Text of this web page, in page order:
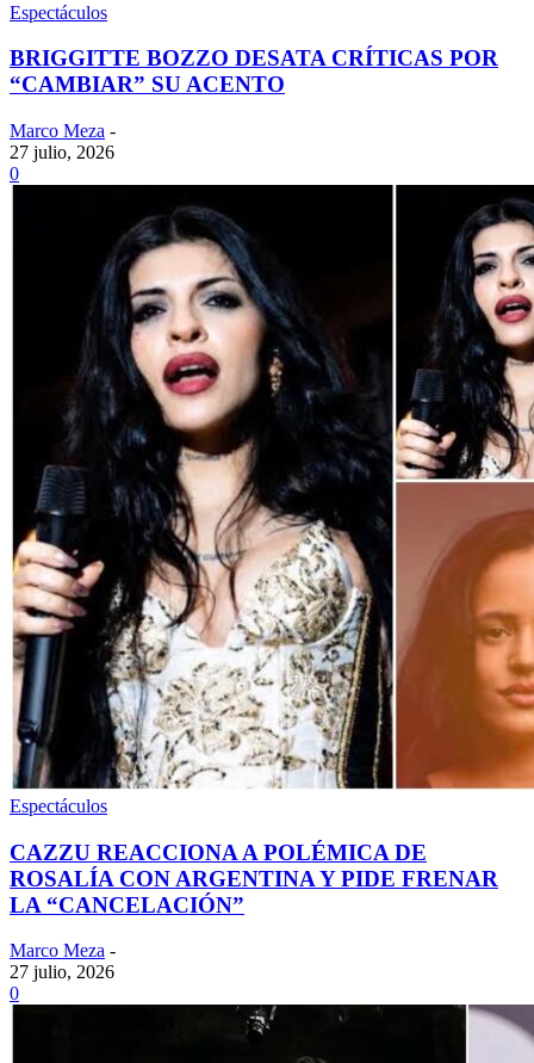
Espectáculos
BRIGGITTE BOZZO DESATA CRÍTICAS POR
“CAMBIAR” SU ACENTO
Marco Meza -
27 julio, 2026
0
Espectáculos
CAZZU REACCIONA A POLÉMICA DE
ROSALÍA CON ARGENTINA Y PIDE FRENAR
LA “CANCELACIÓN”
Marco Meza -
27 julio, 2026
0